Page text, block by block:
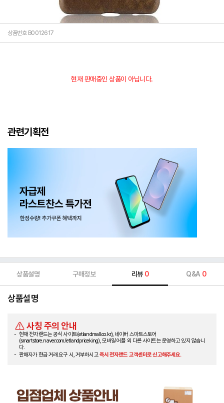
상품번호 B0012617
현재 판매중인 상품이 아닙니다.
관련기획전
상품설명 구매정보 리뷰 0 Q&A 0
상품설명
사칭 주의 안내
현재 전자랜드는 공식 사이트(etlandmall.co.kr), 네이버 스마트스토어
(smartstore.naver.com/etlandpriceking), 모바일 어플 외 다른 사이트는 운영하고 있지 않습니
다.
판매자가 현금 거래 요구 시, 거부하시고즉시 전자랜드 고객센터로 신고해주세요.